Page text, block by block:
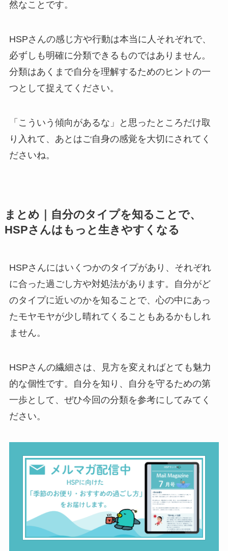
然なことです。
HSPさんの感じ方や行動は本当に人それぞれで、
必ずしも明確に分類できるものではありません。
分類はあくまで自分を理解するためのヒントの一
つとして捉えてください。
「こういう傾向があるな」と思ったところだけ取
り入れて、あとはご自身の感覚を大切にされてく
ださいね。
まとめ｜自分のタイプを知ることで、
HSPさんはもっと生きやすくなる
HSPさんにはいくつかのタイプがあり、それぞれ
に合った過ごし方や対処法があります。自分がど
のタイプに近いのかを知ることで、心の中にあっ
たモヤモヤが少し晴れてくることもあるかもしれ
ません。
HSPさんの繊細さは、見方を変えればとても魅力
的な個性です。自分を知り、自分を守るための第
一歩として、ぜひ今回の分類を参考にしてみてく
ださい。